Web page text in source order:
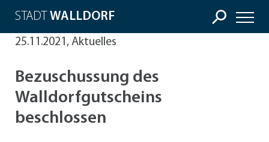
STADT WALLDORF
25.11.2021, Aktuelles
Bezuschussung des
Walldorfgutscheins
beschlossen